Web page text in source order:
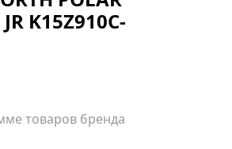
K15Z910C-
товаров бренда